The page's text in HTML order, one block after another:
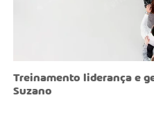
Treinamento liderança e
Suzano